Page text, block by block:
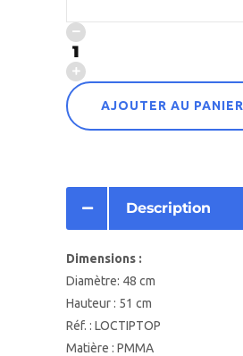
AJOUTER AU PANIER
Description
Dimensions :
Diamètre: 48 cm
Hauteur : 51 cm
Réf. : LOCTIPTOP
Matière : PMMA